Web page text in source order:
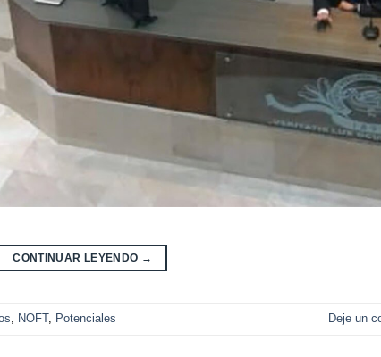
CONTINUAR LEYENDO →
NOFT, Potenciales Deje un